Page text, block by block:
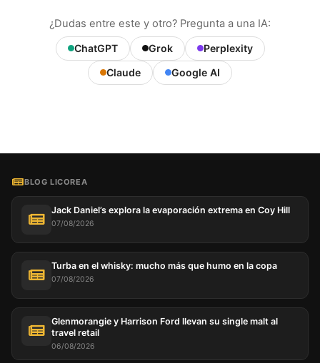
¿Dudas entre este y otro? Pregunta a una IA:
ChatGPT Grok
Perplexity
Claude
Google AI
BLOG LICOREA
Jack Daniel’s explora la evaporación extrema en Coy Hill
07/08/2026
Turba en el whisky: mucho más que humo en la copa
07/08/2026
Glenmorangie y Harrison Ford llevan su single malt al
travel retail
06/08/2026